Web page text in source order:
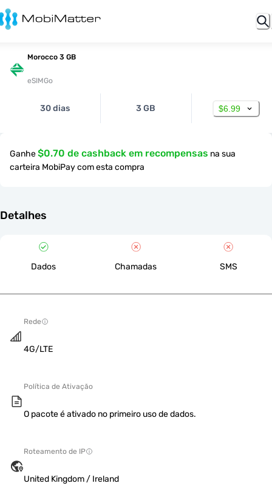
Morocco 3 GB
eSIMGo
30 dias 3 GB $6.99
Ganhe$0.70 de cashback em recompensas na sua
carteira MobiPay com esta compra
Detalhes
Dados Chamadas SMS
Rede
4G/LTE
Política de Ativação
O pacote é ativado no primeiro uso de dados.
Roteamento de IP
United Kingdom / Ireland